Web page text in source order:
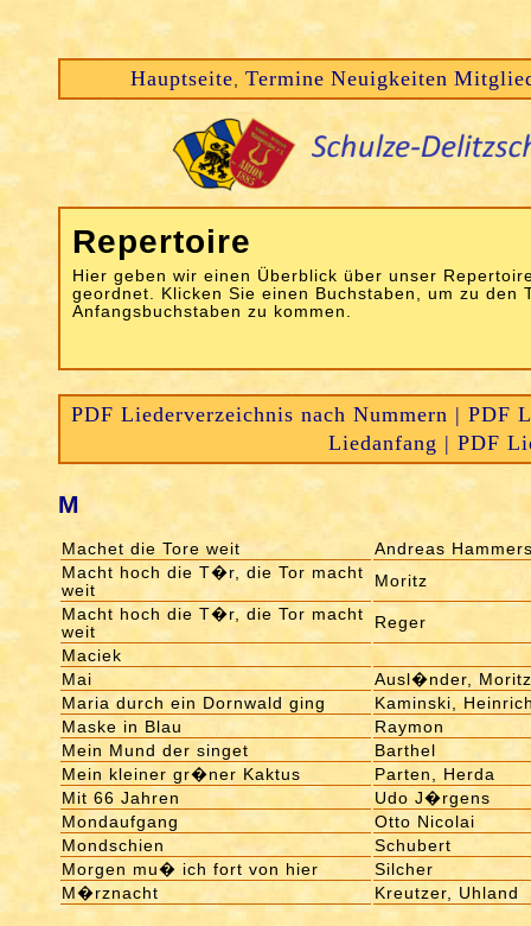
Hauptseite Termine Neuigkeiten
Repertoire
Hier geben wir einen Überblick über unser
geordnet. Klicken Sie einen Buchstaben, um zu den
Anfangsbuchstaben zu kommen.
PDF Liederverzeichnis nach Nummern | PDF
Liedanfang | PDF
M
Machet die Tore weit
Andreas
Macht hoch die T�r, die Tor macht
weit
Moritz
Macht hoch die T�r, die Tor macht
weit
Reger
Maciek
Mai
Ausl�nder, Moritz
Maria durch ein Dornwald ging
Kaminski,
Maske in Blau
Raymon
Mein Mund der singet
Barthel
Mein kleiner gr�ner Kaktus
Parten, Herda
Mit 66 Jahren
Udo J�rgens
Mondaufgang
Otto Nicolai
Mondschien
Schubert
Morgen mu� ich fort von hier
Silcher
M�rznacht
Kreutzer, Uhland